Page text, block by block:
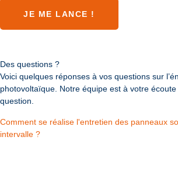
JE ME LANCE !
Des questions ?
Voici quelques réponses à vos questions sur
photovoltaïque. Notre équipe est à votre
question.
Comment se réalise l'entretien des panneaux
intervalle ?